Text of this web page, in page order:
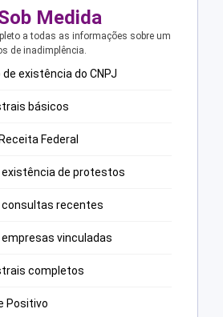
Medida
a todas as informações sobre um
de inadimplência.
existência do CNPJ
básicos
Federal
existência de protestos
consultas recentes
empresas vinculadas
completos
Positivo